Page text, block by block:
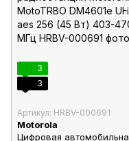
3
3
Артикул: HRBV-000691
Motorola
Цифровая